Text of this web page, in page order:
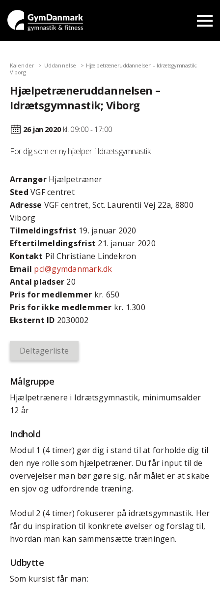
Kalender Uddannelse
Hjælpetræneruddannelsen – Idrætsgymnastik;
Viborg
Hjælpetræneruddannelsen –
Idrætsgymnastik; Viborg
26 jan 2020kl. 09:00 - 17:00
For dig som er ny hjælper i Idrætsgymnastik
ArrangørHjælpetræner
Sted VGF centret
Adresse VGF centret, Sct. Laurentii Vej 22a, 8800
Viborg
Tilmeldingsfrist 19. januar 2020
Efter­tilmeldings­frist 21. januar 2020
Kontakt Pil Christiane Lindekron
Email pcl@gymdanmark.dk
Antal pladser 20
Pris for medlemmer kr. 650
Pris for ikke medlemmer kr. 1.300
Eksternt ID 2030002
Deltagerliste
Målgruppe
Hjælpetrænere i Idrætsgymnastik, minimumsalder
12 år
Indhold
Modul 1 (4 timer) gør dig i stand til at forholde dig til
den nye rolle som hjælpetræner. Du får input til de
overvejelser man bør gøre sig, når målet er at skabe
en sjov og udfordrende træning.
Modul 2 (4 timer) fokuserer på idrætsgymnastik. Her
får du inspiration til konkrete øvelser og forslag til,
hvordan man kan sammensætte træningen.
Udbytte
Som kursist får man: